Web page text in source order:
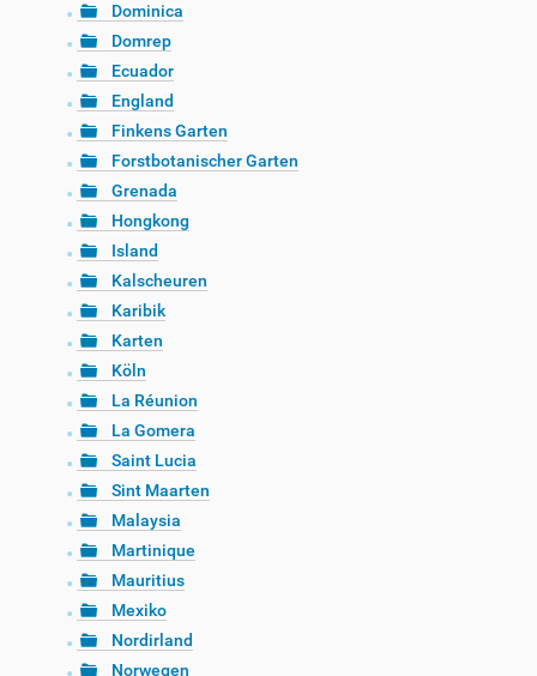
Dominica
Domrep
Ecuador
England
Finkens Garten
Forstbotanischer Garten
Grenada
Hongkong
Island
Kalscheuren
Karibik
Karten
Köln
La Réunion
La Gomera
Saint Lucia
Sint Maarten
Malaysia
Martinique
Mauritius
Mexiko
Nordirland
Norwegen